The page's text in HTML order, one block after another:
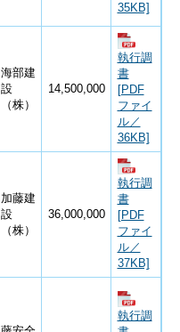
35KB]
海部建
設
（株）
14,500,000
執行調
書
[PDF
ファイ
ル／
36KB]
加藤建
設
（株）
36,000,000
執行調
書
[PDF
ファイ
ル／
37KB]
執行調